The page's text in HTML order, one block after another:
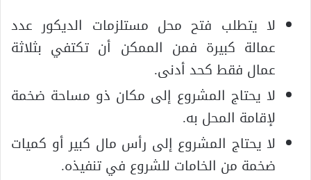
لا يتطلب فتح محل مستلزمات الديكور عدد
عمالة كبيرة فمن الممكن أن تكتفي بثلاثة
عمال فقط كحد أدنى.
لا يحتاج المشروع إلى مكان ذو مساحة ضخمة
لإقامة المحل به.
لا يحتاج المشروع إلى رأس مال كبير أو كميات
ضخمة من الخامات للشروع في تنفيذه.